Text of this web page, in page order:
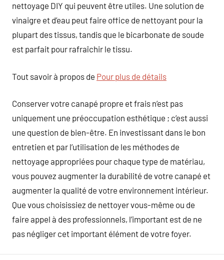
nettoyage DIY qui peuvent être utiles. Une solution de
vinaigre et d’eau peut faire office de nettoyant pour la
plupart des tissus, tandis que le bicarbonate de soude
est parfait pour rafraîchir le tissu.
Tout savoir à propos de Pour plus de détails
Conserver votre canapé propre et frais n’est pas
uniquement une préoccupation esthétique ; c’est aussi
une question de bien-être. En investissant dans le bon
entretien et par l’utilisation de les méthodes de
nettoyage appropriées pour chaque type de matériau,
vous pouvez augmenter la durabilité de votre canapé et
augmenter la qualité de votre environnement intérieur.
Que vous choisissiez de nettoyer vous-même ou de
faire appel à des professionnels, l’important est de ne
pas négliger cet important élément de votre foyer.